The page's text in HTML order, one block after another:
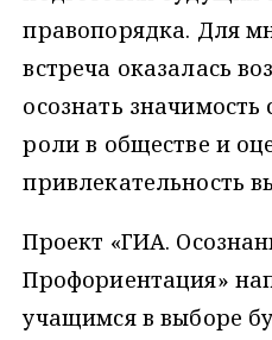
правопорядка. Для
встреча оказалась
осознать
роли в обществе и
привлекательность
Проект «ГИА.
Профориентация»
учащимся в выборе